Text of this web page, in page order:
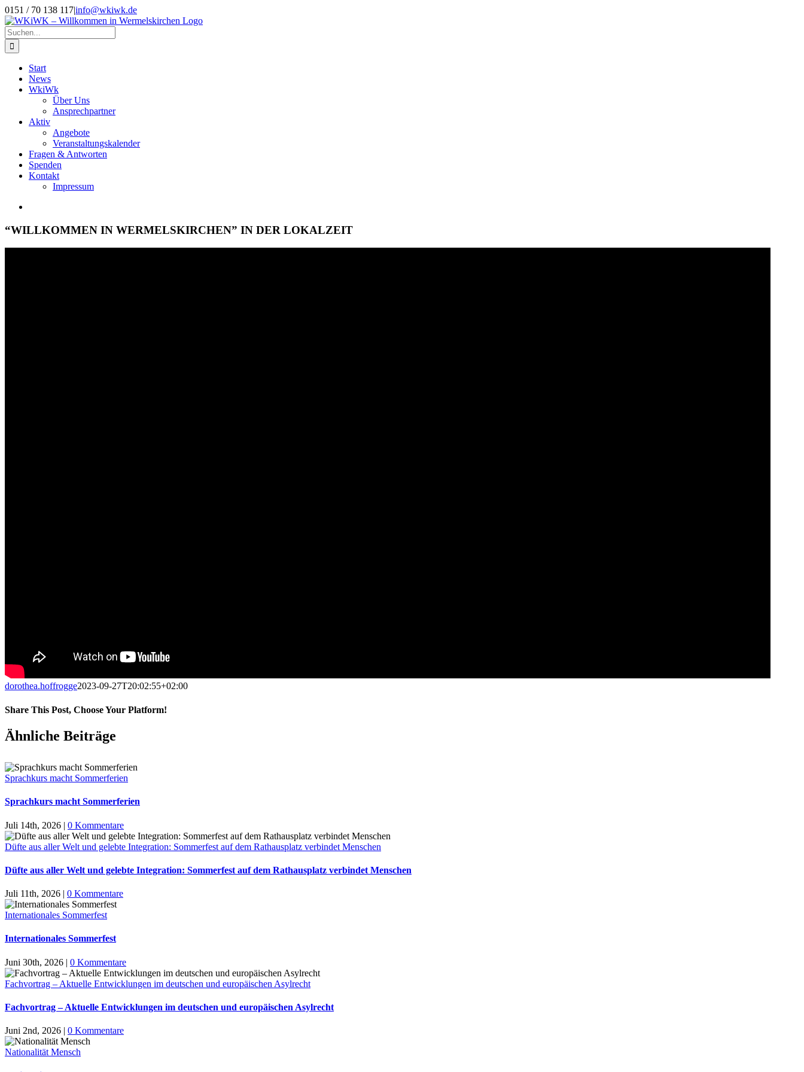
Zum
Inhalt
springen
0151 / 70 138 117|info@wkiwk.de
Suche
nach:
Start
News
WkiWk
Über Uns
Ansprechpartner
Aktiv
Angebote
Veranstaltungskalender
Fragen & Antworten
Spenden
Kontakt
Impressum
Bild
“WILLKOMMEN IN WERMELSKIRCHEN” IN DER LOKALZEIT
dorothea.hoffrogge2023-09-27T20:02:55+02:00
Share This Post, Choose Your Platform!
Facebook
X
LinkedIn
Tumblr
Pinterest
Ähnliche Beiträge
Sprachkurs macht Sommerferien
Sprachkurs macht Sommerferien
Juli 14th, 2026 | 0 Kommentare
Düfte aus aller Welt und gelebte Integration: Sommerfest auf dem Rathausplatz verbindet Menschen
Düfte aus aller Welt und gelebte Integration: Sommerfest auf dem Rathausplatz verbindet Menschen
Juli 11th, 2026 | 0 Kommentare
Internationales Sommerfest
Internationales Sommerfest
Juni 30th, 2026 | 0 Kommentare
Fachvortrag – Aktuelle Entwicklungen im deutschen und europäischen Asylrecht
Fachvortrag – Aktuelle Entwicklungen im deutschen und europäischen Asylrecht
Juni 2nd, 2026 | 0 Kommentare
Nationalität Mensch